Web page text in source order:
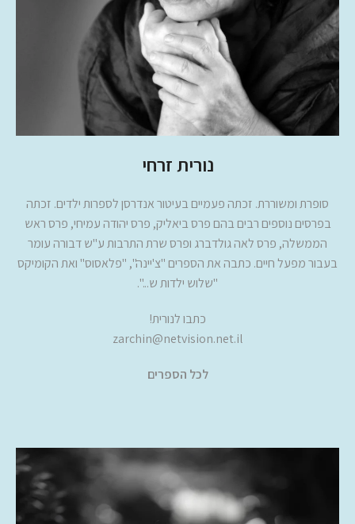
נורית זרחי
סופרת ומשוררת. זכתה פעמיים בעיטור אנדרסן לספרות ילדים. זכתה
בפרסים נוספים רבים בהם פרס ביאליק, פרס יהודה עמיחי, פרס ראש
הממשלה, פרס לאה גולדברג ופרס שרת התרבות ע"ש דבורה עומר
בעבור מפעל חיים. כתבה את הספרים "צ'יינה", "פלאסוס" ואת הקומיקס
"שלוש ילדות ש...".
כתבו לנורית!
zarchin@netvision.net.il
לכל הספרים